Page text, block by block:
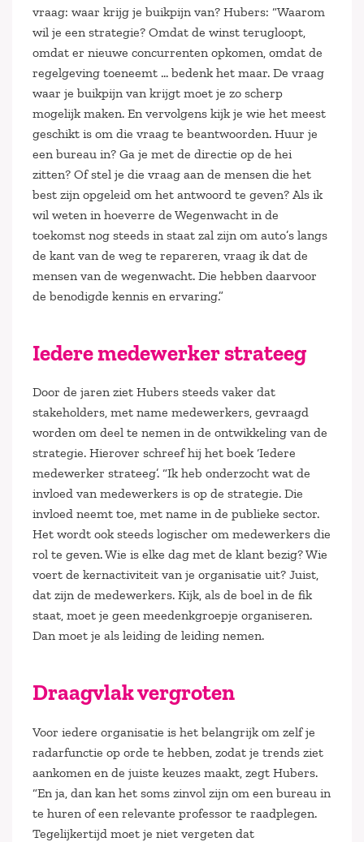
vraag: waar krijg je buikpijn van? Hubers: “Waarom
wil je een strategie? Omdat de winst terugloopt,
omdat er nieuwe concurrenten opkomen, omdat de
regelgeving toeneemt … bedenk het maar. De vraag
waar je buikpijn van krijgt moet je zo scherp
mogelijk maken. En vervolgens kijk je wie het meest
geschikt is om die vraag te beantwoorden. Huur je
een bureau in? Ga je met de directie op de hei
zitten? Of stel je die vraag aan de mensen die het
best zijn opgeleid om het antwoord te geven? Als ik
wil weten in hoeverre de Wegenwacht in de
toekomst nog steeds in staat zal zijn om auto’s langs
de kant van de weg te repareren, vraag ik dat de
mensen van de wegenwacht. Die hebben daarvoor
de benodigde kennis en ervaring.”
Iedere medewerker strateeg
Door de jaren ziet Hubers steeds vaker dat
stakeholders, met name medewerkers, gevraagd
worden om deel te nemen in de ontwikkeling van de
strategie. Hierover schreef hij het boek ‘Iedere
medewerker strateeg’. “Ik heb onderzocht wat de
invloed van medewerkers is op de strategie. Die
invloed neemt toe, met name in de publieke sector.
Het wordt ook steeds logischer om medewerkers die
rol te geven. Wie is elke dag met de klant bezig? Wie
voert de kernactiviteit van je organisatie uit? Juist,
dat zijn de medewerkers. Kijk, als de boel in de fik
staat, moet je geen meedenkgroepje organiseren.
Dan moet je als leiding de leiding nemen.
Draagvlak vergroten
Voor iedere organisatie is het belangrijk om zelf je
radarfunctie op orde te hebben, zodat je trends ziet
aankomen en de juiste keuzes maakt, zegt Hubers.
“En ja, dan kan het soms zinvol zijn om een bureau in
te huren of een relevante professor te raadplegen.
Tegelijkertijd moet je niet vergeten dat